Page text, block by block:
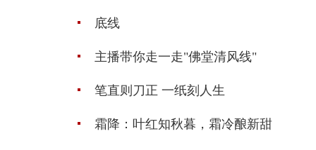
底线
主播带你走一走"佛堂清风线"
笔直则刀正 一纸刻人生
霜降：叶红知秋暮，霜冷酿新甜